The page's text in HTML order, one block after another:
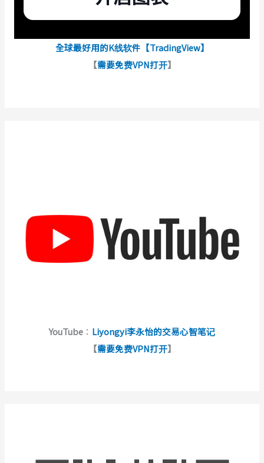
全球最好用的K线软件【TradingView】
【需要免费VPN打开】
YouTube ： Liyongyi李永怡的交易心智笔记
【需要免费VPN打开】